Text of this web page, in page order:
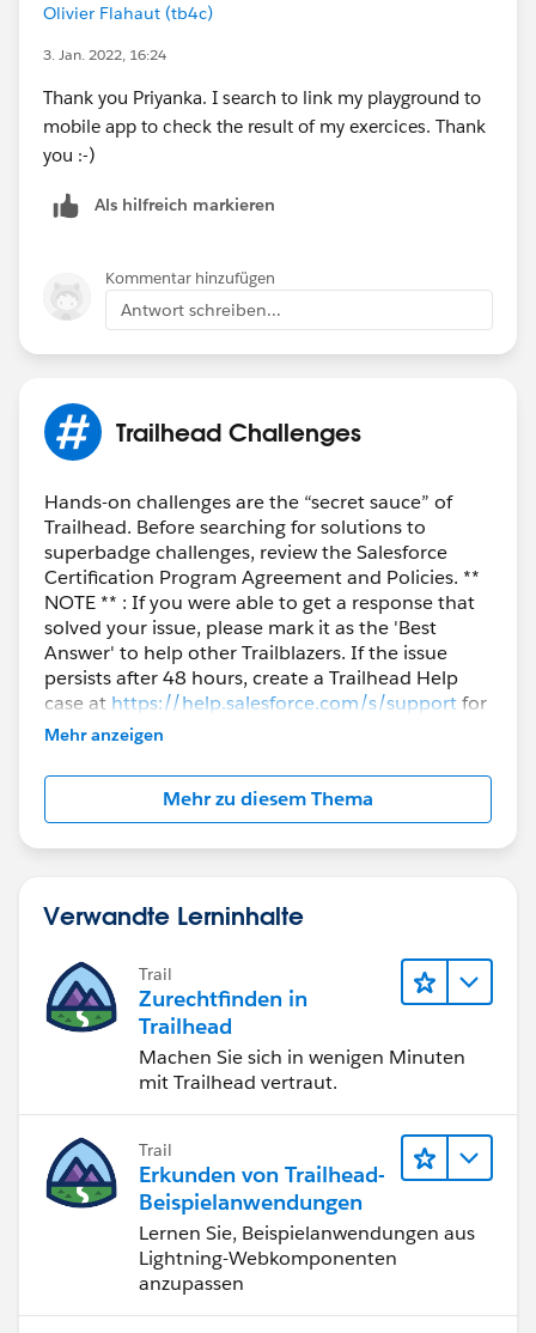
Olivier Flahaut (tb4c)
3. Jan. 2022, 16:24
Thank you Priyanka. I search to link my playground to
mobile app to check the result of my exercices. Thank
you :-)
Als hilfreich markieren
Kommentar hinzufügen
Antwort schreiben...
Trailhead Challenges
Hands-on challenges are the “secret sauce” of
Trailhead. Before searching for solutions to
superbadge challenges, review the Salesforce
Certification Program Agreement and Policies. **
NOTE ** : If you were able to get a response that
solved your issue, please mark it as the 'Best
Answer' to help other Trailblazers. If the issue
persists after 48 hours, create a Trailhead Help
case at https://help.salesforce.com/s/supportfor
further assistance.
Mehr anzeigen
Mehr zu diesem Thema
Verwandte Lerninhalte
Trail
Zurechtfinden in
Trailhead
Machen Sie sich in wenigen Minuten
mit Trailhead vertraut.
Trail
Erkunden von Trailhead-
Beispielanwendungen
Lernen Sie, Beispielanwendungen aus
Lightning-Webkomponenten
anzupassen